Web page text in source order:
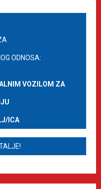
ODNOSA:
VOZILOM ZA
ICA